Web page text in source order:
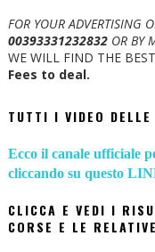
FOR YOUR ADVERTISING
00393331232832OR BY
WE WILL FIND THE
Fees to deal.
TUTTI I VIDEO DELLE
Ecco il canale ufficiale
cliccando su questo
CLICCA E VEDI I
CORSE E LE